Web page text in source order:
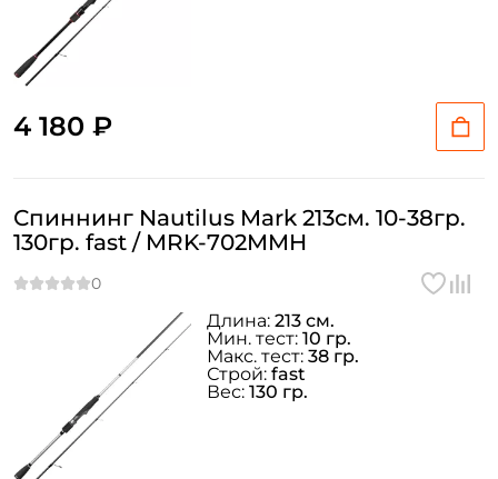
4 180 ₽
Спиннинг Nautilus Mark 213см. 10-38гр.
130гр. fast / MRK-702MMH
Длина: 213 см.
Мин. тест: 10 гр.
Макс. тест: 38 гр.
Строй: fast
Вес: 130 гр.